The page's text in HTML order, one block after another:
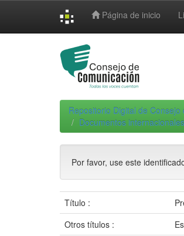
Página de inicio
Repositorio Digital de Consejo
Documentos
Por favor, use este
Título :
Otros títulos :